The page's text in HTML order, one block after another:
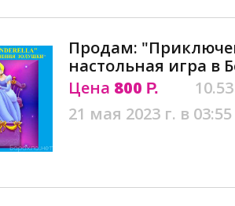
Продам:
настольная игра в
Цена 800 Р.
21 мая 2023 г. в 03:55